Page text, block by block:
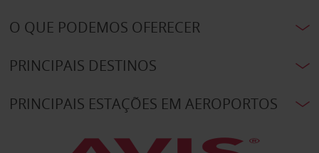
O QUE PODEMOS OFERECER
PRINCIPAIS DESTINOS
PRINCIPAIS ESTAÇÕES EM AEROPORTOS